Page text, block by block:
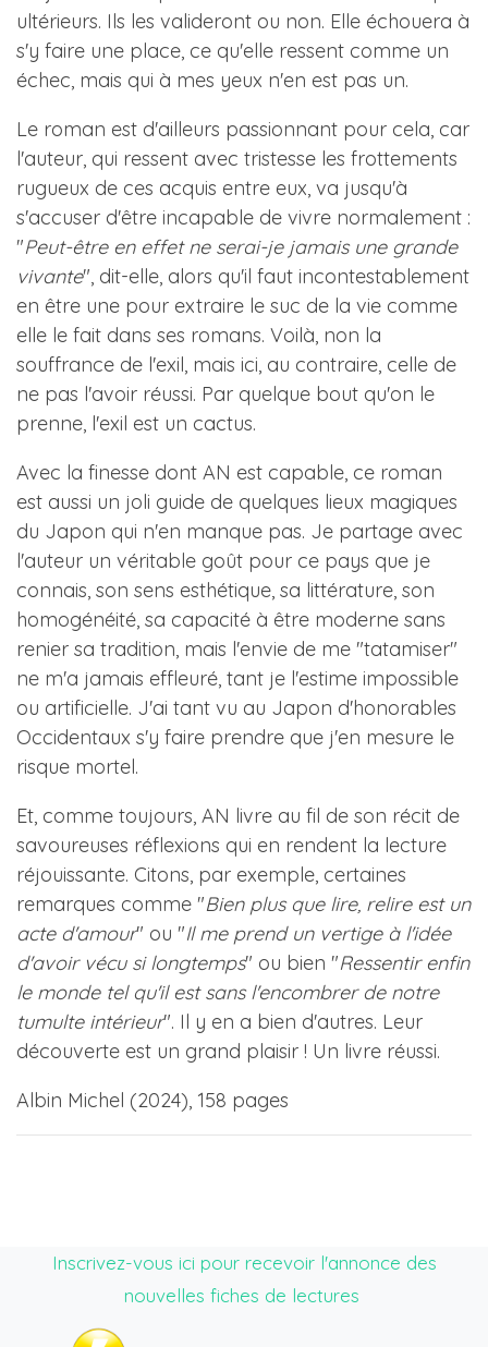
ultérieurs. Ils les valideront ou non. Elle échouera à
s'y faire une place, ce qu'elle ressent comme un
échec, mais qui à mes yeux n'en est pas un.
Le roman est d'ailleurs passionnant pour cela, car
l'auteur, qui ressent avec tristesse les frottements
rugueux de ces acquis entre eux, va jusqu'à
s'accuser d'être incapable de vivre normalement :
"Peut-être en effet ne serai-je jamais une grande
vivante", dit-elle, alors qu'il faut incontestablement
en être une pour extraire le suc de la vie comme
elle le fait dans ses romans. Voilà, non la
souffrance de l'exil, mais ici, au contraire, celle de
ne pas l'avoir réussi. Par quelque bout qu'on le
prenne, l'exil est un cactus.
Avec la finesse dont AN est capable, ce roman
est aussi un joli guide de quelques lieux magiques
du Japon qui n'en manque pas. Je partage avec
l'auteur un véritable goût pour ce pays que je
connais, son sens esthétique, sa littérature, son
homogénéité, sa capacité à être moderne sans
renier sa tradition, mais l'envie de me "tatamiser"
ne m'a jamais effleuré, tant je l'estime impossible
ou artificielle. J'ai tant vu au Japon d'honorables
Occidentaux s'y faire prendre que j'en mesure le
risque mortel.
Et, comme toujours, AN livre au fil de son récit de
savoureuses réflexions qui en rendent la lecture
réjouissante. Citons, par exemple, certaines
remarques comme "Bien plus que lire, relire est un
acte d'amour" ou "Il me prend un vertige à l'idée
d'avoir vécu si longtemps" ou bien "Ressentir enfin
le monde tel qu'il est sans l'encombrer de notre
tumulte intérieur". Il y en a bien d'autres. Leur
découverte est un grand plaisir ! Un livre réussi.
Albin Michel (2024), 158 pages
Inscrivez-vous ici pour recevoir l'annonce des
nouvelles fiches de lectures